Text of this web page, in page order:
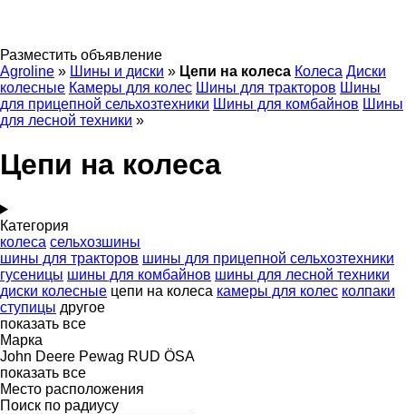
Разместить объявление
Agroline » Шины и диски » Цепи на колеса Колеса Диски
колесные Камеры для колес Шины для тракторов Шины
для прицепной сельхозтехники Шины для комбайнов Шины
для лесной техники »
Цепи на колеса
Категория
колеса сельхозшины
шины для тракторов шины для прицепной сельхозтехники
гусеницы шины для комбайнов шины для лесной техники
диски колесные цепи на колеса камеры для колес колпаки
ступицы другое
показать все
Марка
John Deere Pewag RUD ÖSA
показать все
Место расположения
Поиск по радиусу